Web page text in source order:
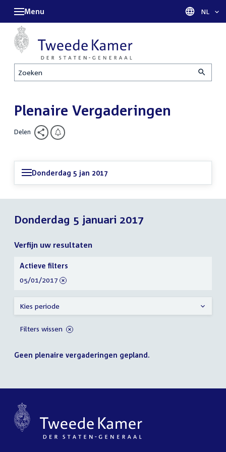
Zoeken
Menu Taal
NL
Plenaire Vergaderingen
Delen
Donderdag 5 jan 2017
Donderdag 5 januari 2017
Verfijn uw resultaten
Geen plenaire vergaderingen gepland.
Verfijn
uw
resultaten
Actieve filters
verwijder
05/01/2017
Kies periode
Filters wissen